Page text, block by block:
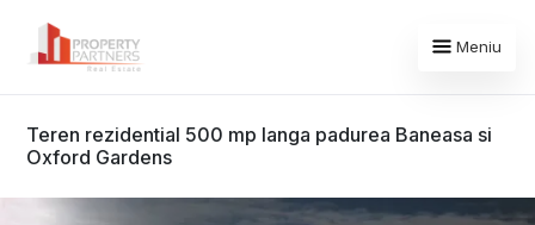
Meniu
Teren rezidential 500 mp langa padurea Baneasa si
Oxford Gardens